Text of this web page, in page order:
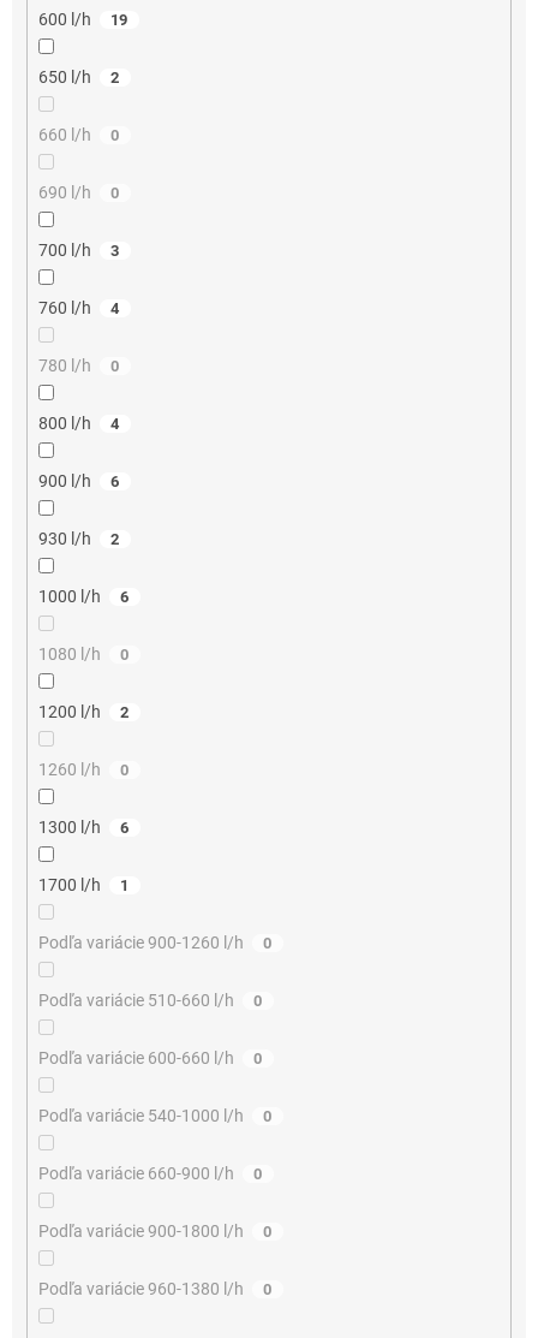
600 l/h 19
650 l/h 2
660 l/h 0
690 l/h 0
700 l/h 3
760 l/h 4
780 l/h 0
800 l/h 4
900 l/h 6
930 l/h 2
1000 l/h 6
1080 l/h 0
1200 l/h 2
1260 l/h 0
1300 l/h 6
1700 l/h 1
Podľa variácie 900-1260 l/h 0
Podľa variácie 510-660 l/h 0
Podľa variácie 600-660 l/h 0
Podľa variácie 540-1000 l/h 0
Podľa variácie 660-900 l/h 0
Podľa variácie 900-1800 l/h 0
Podľa variácie 960-1380 l/h 0